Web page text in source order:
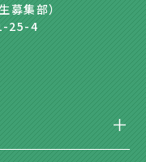
集部）
25-4